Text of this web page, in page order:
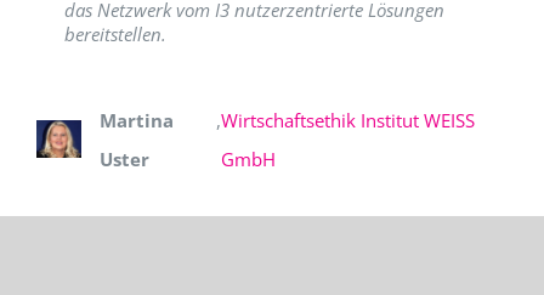
das Netzwerk vom I3 nutzerzentrierte Lösungen
bereitstellen.
Martina
Uster
,Wirtschaftsethik Institut WEISS
GmbH